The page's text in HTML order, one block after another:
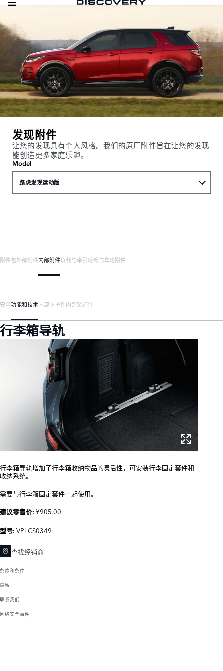
发现附件
让您的发现具有个人风格。我们的原厂附件旨在让您的发现
能创造更多家庭乐趣。
Model
路虎发现运动版
附件包外部附件内部附件负载与牵引轮毂与车轮附件
安全功能和技术内部防护件内部装饰件
行李箱导轨
行李箱导轨增加了行李箱收纳物品的灵活性，可安装行李固定套件和
收纳系统。
需要与行李箱固定套件一起使用。
建议零售价: ¥905.00
型号: VPLCS0349
查找经销商
条款和条件
隐私
联系我们
网络安全事件